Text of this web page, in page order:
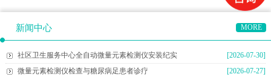
新闻中心 MORE
[2026-07-30]
社区卫生服务中心全自动微量元素检测仪安装纪实
[2026-07-27]
微量元素检测仪检查与糖尿病足患者诊疗